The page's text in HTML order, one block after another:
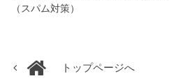
（スパム対策）
トップページへ